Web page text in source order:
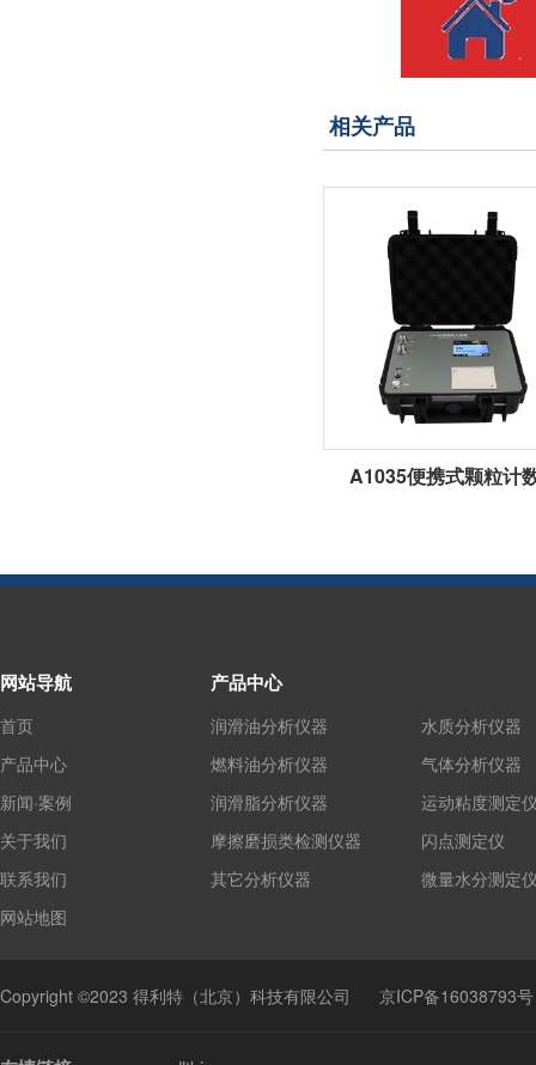
相关产品
A1035便携式颗粒计
网站导航
首页
产品中心
新闻·案例
关于我们
联系我们
网站地图
产品中心
润滑油分析仪器
燃料油分析仪器
润滑脂分析仪器
摩擦磨损类检测仪器
其它分析仪器
水质分析仪器
气体分析仪器
运动粘度测定
闪点测定仪
微量水分测定
Copyright ©2023 得利特（北京）科技有限公司 京ICP备16038793号